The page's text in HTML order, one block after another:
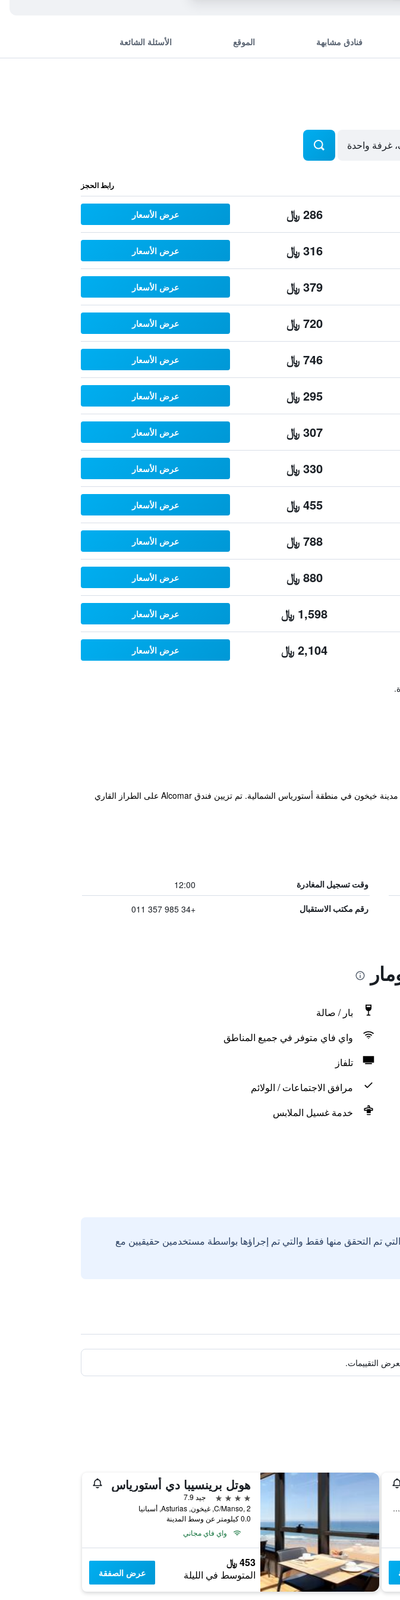
فنادق مشابهة الموقع الأسئلة الشائعة
رابط الحجز
286 ﷼ عرض الأسعار
316 ﷼ عرض الأسعار
379 ﷼ عرض الأسعار
720 ﷼ عرض الأسعار
746 ﷼ عرض الأسعار
295 ﷼ عرض الأسعار
307 ﷼ عرض الأسعار
330 ﷼ عرض الأسعار
455 ﷼ عرض الأسعار
788 ﷼ عرض الأسعار
880 ﷼ عرض الأسعار
1,598 ﷼ عرض الأسعار
2,104 ﷼ عرض الأسعار
يتمتع هذا الفندق بموقع رائع ويطل على الممشى الواقع على شاطئ البحر في قلب مدينة خيخون في منطقة أستورياس الشمالية. تم تزيين فندق Alcomar على الطراز القاري
وقت تسجيل المغادرة 12:00
رقم مكتب الاستقبال +34 985 357 011
بار / صالة
واي فاي متوفر في جميع المناطق
تلفاز
مرافق الاجتماعات / الولائم
خدمة غسيل الملابس
تم التحقق منها فقط والتي تم إجراؤها بواسطة مستخدمين حقيقيين مع
التقييمات.
Paseo Doctor Fleming, 71, غيخون, Asturias, أسبانيا
هوتل برينسيبا دي أستورياس
4 نجوم
جيد 7.9
C/Manso, 2, غيخون, Asturias, أسبانيا
0.0 كيلومتر عن وسط المدينة
واي فاي مجاني
453 ﷼
المتوسط في الليلة عرض الصفقة